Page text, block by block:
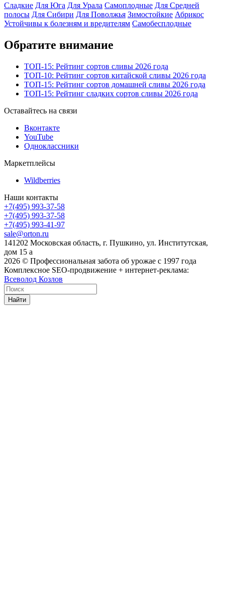
Сладкие Для Юга Для Урала Самоплодные Для Средней
полосы Для Сибири Для Поволжья Зимостойкие Абрикос
Устойчивы к болезням и вредителям Самобесплодные
Обратите внимание
ТОП-15: Рейтинг сортов сливы 2026 года
ТОП-10: Рейтинг сортов китайской сливы 2026 года
ТОП-15: Рейтинг сортов домашней сливы 2026 года
ТОП-15: Рейтинг сладких сортов сливы 2026 года
Оставайтесь на связи
Вконтакте
YouTube
Одноклассники
Маркетплейсы
Wildberries
Наши контакты
+7(495) 993-37-58
+7(495) 993-37-58
+7(495) 993-41-97
sale@orton.ru
141202 Московская область, г. Пушкино, ул. Институтская,
дом 15 а
2026 © Профессиональная забота об урожае с 1997 года
Комплексное SEO-продвижение + интернет-реклама:
Всеволод Козлов
Найти